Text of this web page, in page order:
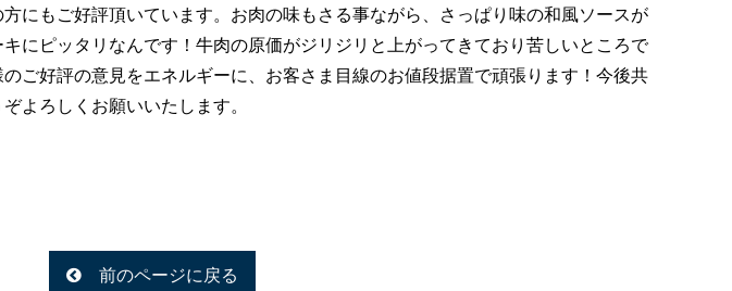
方にもご好評頂いています。お肉の味もさる事ながら、さっぱり味の和風ソースが
にピッタリなんです！牛肉の原価がジリジリと上がってきており苦しいところで
ご好評の意見をエネルギーに、お客さま目線のお値段据置で頑張ります！今後共
よろしくお願いいたします。
前のページに戻る